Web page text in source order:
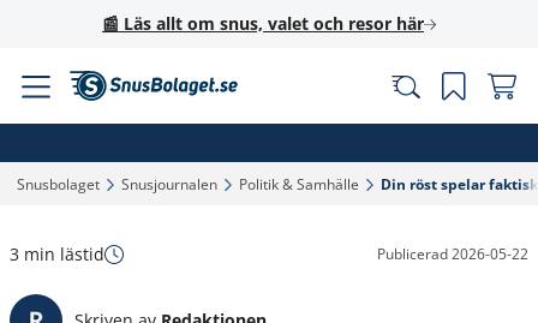
📰 Läs allt om snus, valet och resor här
Snusbolaget‎ Snusjournalen‎ Politik & Samhälle‎ Din röst spelar
3 min lästid Publicerad2026-05-22